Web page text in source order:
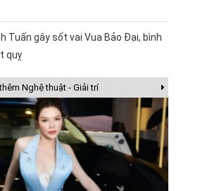
Tuấn gây sốt vai Vua Bảo Đại, bình
quỵ
Nghệ thuật - Giải trí